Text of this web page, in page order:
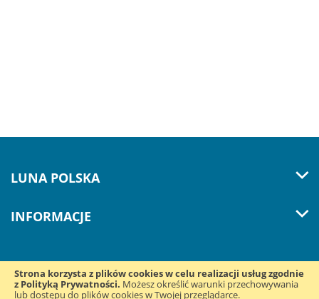
Strona korzysta z plików cookies w celu realizacji usług zgodnie
z Polityką Prywatności. Możesz określić warunki przechowywania
lub dostępu do plików cookies w Twojej przeglądarce.
LUNA POLSKA
INFORMACJE
Śledź nas w mediach